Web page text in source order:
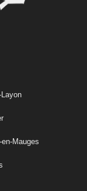
Layon
Mauges